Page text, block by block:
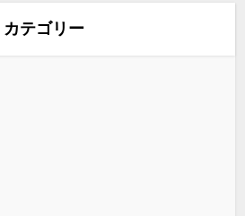
カテゴリー